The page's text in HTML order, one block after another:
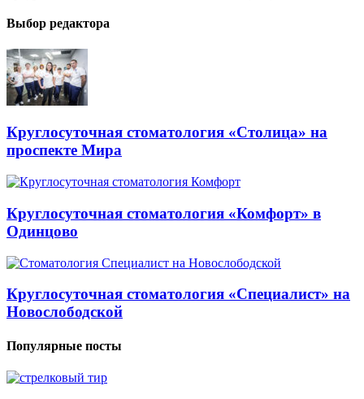
Выбор редактора
Круглосуточная стоматология «Столица» на
проспекте Мира
Круглосуточная стоматология «Комфорт» в
Одинцово
Круглосуточная стоматология «Специалист» на
Новослободской
Популярные посты